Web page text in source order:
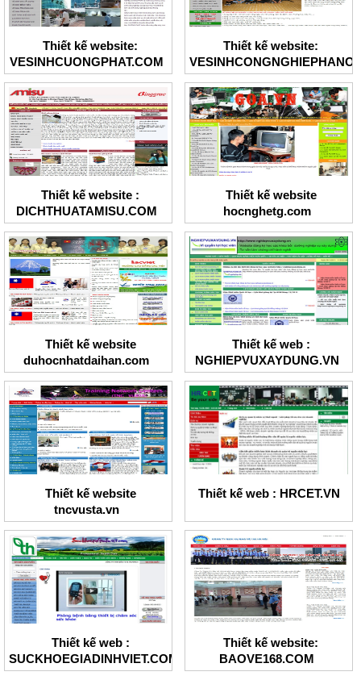
Thiết kế website:
VESINHCUONGPHAT.COM
Thiết kế website:
Thiết kế website :
DICHTHUATAMISU.COM
Thiết kế website
hocnghetg.com
Thiết kế website
duhocnhatdaihan.com
Thiết kế web :
NGHIEPVUXAYDUNG.VN
Thiết kế website
tncvusta.vn
Thiết kế web : HRCET.VN
Thiết kế web :
SUCKHOEGIADINHVIET.COM
Thiết kế website:
BAOVE168.COM